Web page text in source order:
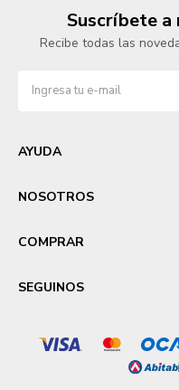
Suscríbete
Recibe todas las
AYUDA
NOSOTROS
COMPRAR
SEGUINOS